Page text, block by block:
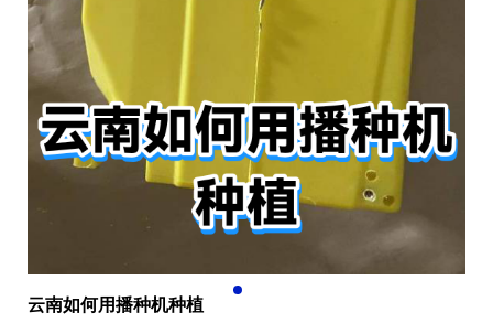
云南如何用播种机种植